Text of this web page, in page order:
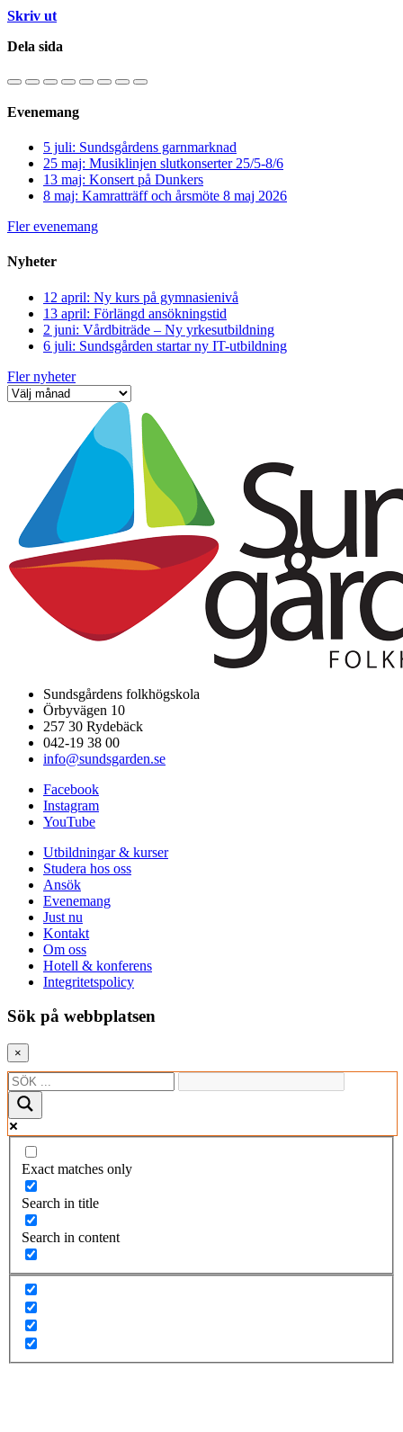
Skriv ut
Dela sida
Evenemang
5 juli: Sundsgårdens garnmarknad
25 maj: Musiklinjen slutkonserter 25/5-8/6
13 maj: Konsert på Dunkers
8 maj: Kamratträff och årsmöte 8 maj 2026
Fler evenemang
Nyheter
12 april: Ny kurs på gymnasienivå
13 april: Förlängd ansökningstid
2 juni: Vårdbiträde – Ny yrkesutbildning
6 juli: Sundsgården startar ny IT-utbildning
Fler nyheter
Sundsgårdens folkhögskola
Örbyvägen 10
257 30 Rydebäck
042-19 38 00
info@sundsgarden.se
Facebook
Instagram
YouTube
Utbildningar & kurser
Studera hos oss
Ansök
Evenemang
Just nu
Kontakt
Om oss
Hotell & konferens
Integritetspolicy
Sök på webbplatsen
×
Exact matches only
Search in title
Search in content